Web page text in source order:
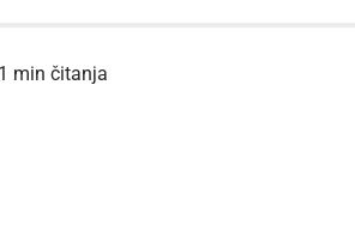
1 min čitanja